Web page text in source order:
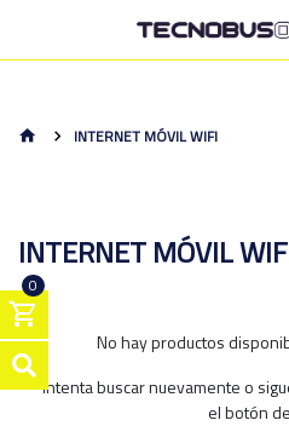
0
INTERNET MÓVIL WIFI
INTERNET MÓVIL
No hay productos
Intenta buscar nuevamente o
el botón